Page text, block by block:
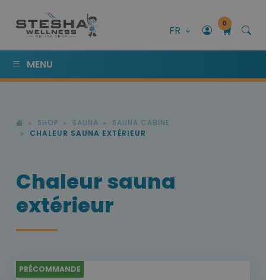
FR
0
MENU
SHOP SAUNA
SAUNA CABINE
CHALEUR SAUNA EXTÉRIEUR
Chaleur sauna
extérieur
PRÉCOMMANDE